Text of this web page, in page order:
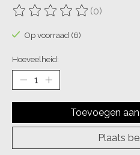
De beoordeling van dit
(0)
Op voorraad (6)
Hoeveelheid:
Toevoegen
Plaats